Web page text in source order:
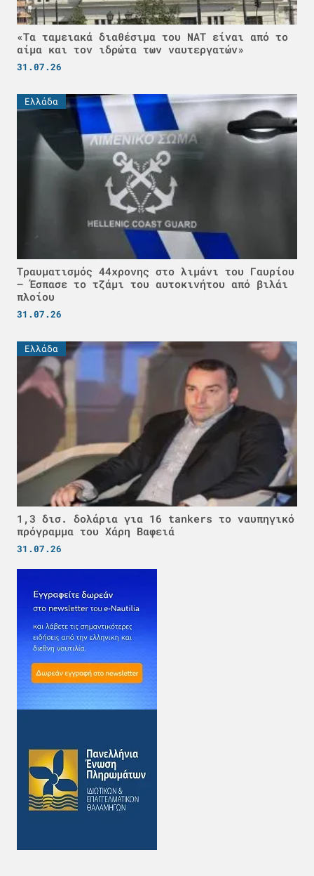
«Τα ταμειακά διαθέσιμα του ΝΑΤ είναι από το
αίμα και τον ιδρώτα των ναυτεργατών»
31.07.26
Ελλάδα
Τραυματισμός 44χρονης στο λιμάνι του Γαυρίου
– Έσπασε το τζάμι του αυτοκινήτου από βιλάι
πλοίου
31.07.26
Ελλάδα
1,3 δισ. δολάρια για 16 tankers το ναυπηγικό
πρόγραμμα του Χάρη Βαφειά
31.07.26